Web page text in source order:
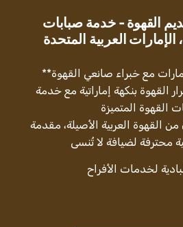
القهوة - خدمة صبابات
الإمارات العربية المتحدة
**أحجز حدثك في الإمارات مع خبراء صانعي القهوة
القهوة بنكهة إماراتية مع خدمة
القهوة العربية الأصيلة، مقدمة